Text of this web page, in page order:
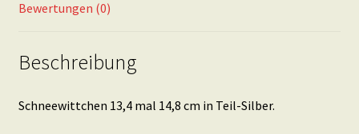
Bewertungen (0)
Beschreibung
Schneewittchen 13,4 mal 14,8 cm in Teil-Silber.